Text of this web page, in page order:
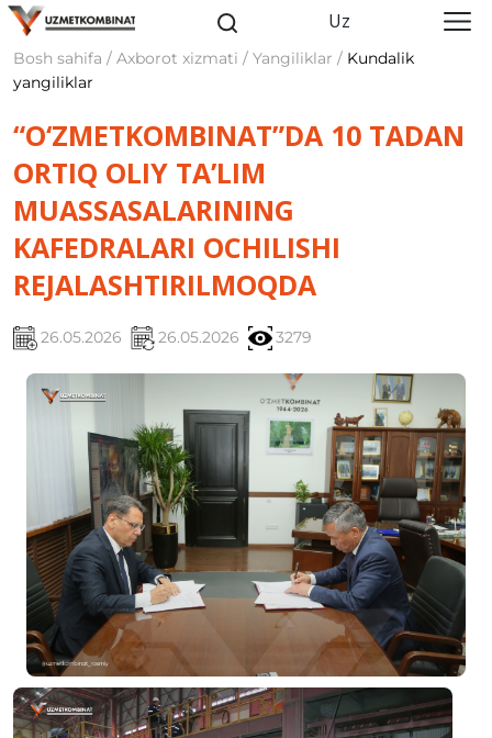
Uz
Bosh sahifa / Axborot xizmati / Yangiliklar / Kundalik
yangiliklar
“O‘ZMETKOMBINAT”DA 10 TADAN
ORTIQ OLIY TA’LIM
MUASSASALARINING
KAFEDRALARI OCHILISHI
REJALASHTIRILMOQDA
26.05.2026 26.05.2026 3279